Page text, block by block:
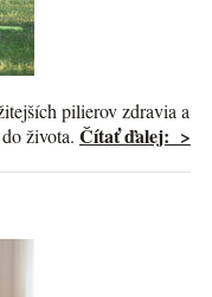
pilierov zdravia a
života. Čítať ďalej: >